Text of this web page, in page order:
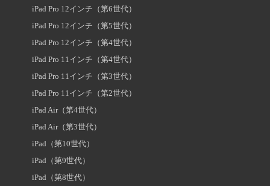
iPad Pro 12インチ（第6世代）
iPad Pro 12インチ（第5世代）
iPad Pro 12インチ（第4世代）
iPad Pro 11インチ（第4世代）
iPad Pro 11インチ（第3世代）
iPad Pro 11インチ（第2世代）
iPad Air（第4世代）
iPad Air（第3世代）
iPad（第10世代）
iPad（第9世代）
iPad（第8世代）